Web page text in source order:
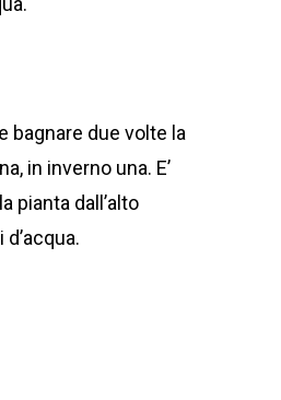
bagnare due volte la
in inverno una. E’
pianta dall’alto